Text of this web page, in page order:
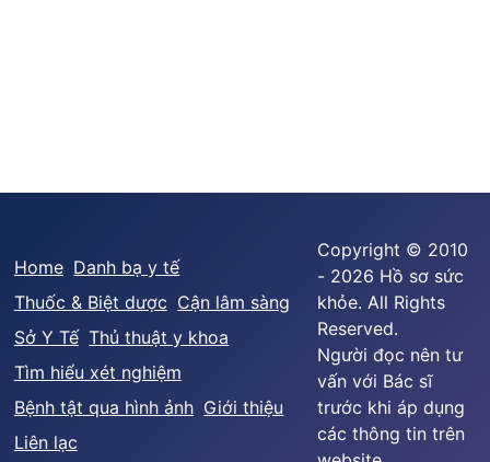
Home Danh bạ y tế
Thuốc & Biệt dược Cận lâm sàng
Sở Y Tế Thủ thuật y khoa
Tìm hiểu xét nghiệm
Bệnh tật qua hình ảnh Giới thiệu
Liên lạc
Copyright © 2010
- 2026 Hồ sơ sức
khỏe. All Rights
Reserved.
Người đọc nên tư
vấn với Bác sĩ
trước khi áp dụng
các thông tin trên